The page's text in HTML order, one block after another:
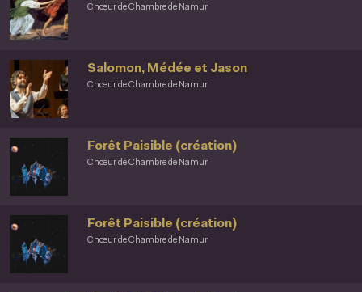
Chœur de Chambre de Namur
Chœur de Chambre de Namur
Salomon, Médée et Jason
Chœur de Chambre de Namur
Forêt Paisible (création)
Chœur de Chambre de Namur
Forêt Paisible (création)